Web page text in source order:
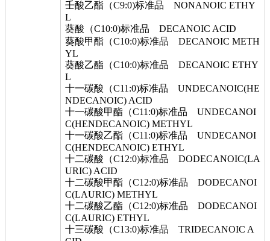
壬酸乙酯（C9:0)标准品 NONANOIC ETHY
L
葵酸（C10:0)标准品 DECANOIC ACID
葵酸甲酯（C10:0)标准品 DECANOIC METH
YL
葵酸乙酯（C10:0)标准品 DECANOIC ETHY
L
十一碳酸（C11:0)标准品 UNDECANOIC(HE
NDECANOIC) ACID
十一碳酸甲酯（C11:0)标准品 UNDECANOI
C(HENDECANOIC) METHYL
十一碳酸乙酯（C11:0)标准品 UNDECANOI
C(HENDECANOIC) ETHYL
十二碳酸（C12:0)标准品 DODECANOIC(LA
URIC) ACID
十二碳酸甲酯（C12:0)标准品 DODECANOI
C(LAURIC) METHYL
十二碳酸乙酯（C12:0)标准品 DODECANOI
C(LAURIC) ETHYL
十三碳酸（C13:0)标准品 TRIDECANOIC A